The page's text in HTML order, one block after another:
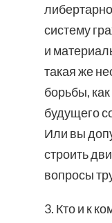
систему
и
такая же
борьбы,
будущего
Или вы
строить
вопросы
3. Кто и к